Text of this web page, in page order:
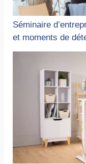
Séminaire
et moments de